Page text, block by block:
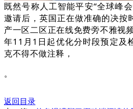
既然号称人工智能平安“全球峰
邀请后，英国正在做准确的决按
产一区二区正在线免费旁不雅视
年11月1日起优化分时段预定及
克不得不做注释，
。
返回目录